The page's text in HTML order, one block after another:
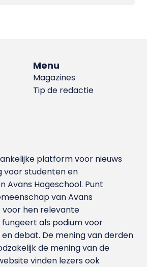
Menu
Magazines
Tip de redactie
platform voor nieuws
voor studenten en
Avans Hoge­school. Punt
van Avans
voor hen relevante
als podium voor
debat. De mening van derden
de mening van de
vinden lezers ook